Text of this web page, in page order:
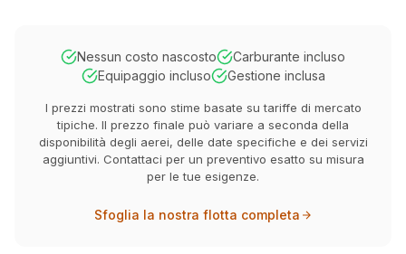
Nessun costo nascosto
Carburante incluso
Equipaggio incluso
Gestione inclusa
I prezzi mostrati sono stime basate su tariffe di mercato
tipiche. Il prezzo finale può variare a seconda della
disponibilità degli aerei, delle date specifiche e dei servizi
aggiuntivi. Contattaci per un preventivo esatto su misura
per le tue esigenze.
Sfoglia la nostra flotta completa